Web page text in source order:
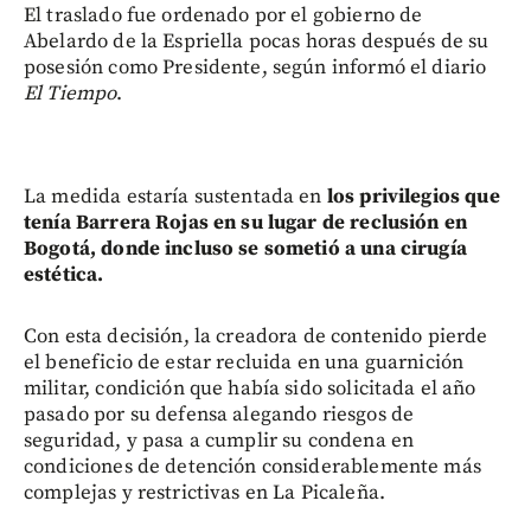
El traslado fue ordenado por el gobierno de
Abelardo de la Espriella pocas horas después de su
posesión como Presidente, según informó el diario
El Tiempo.
La medida estaría sustentada en los privilegios que
tenía Barrera Rojas en su lugar de reclusión en
Bogotá, donde incluso se sometió a una cirugía
estética.
Con esta decisión, la creadora de contenido pierde
el beneficio de estar recluida en una guarnición
militar, condición que había sido solicitada el año
pasado por su defensa alegando riesgos de
seguridad, y pasa a cumplir su condena en
condiciones de detención considerablemente más
complejas y restrictivas en La Picaleña.